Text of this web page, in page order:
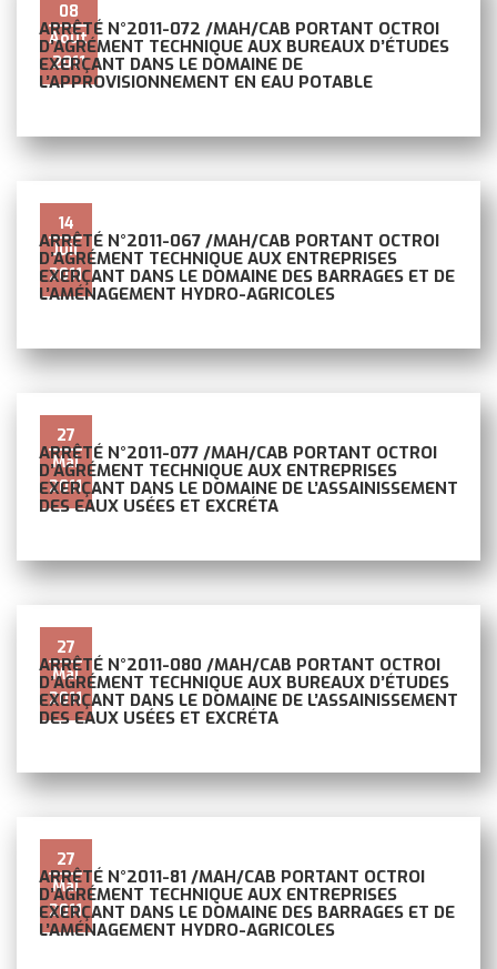
08
Août
2011
ARRÊTÉ N°2011-072 /MAH/CAB PORTANT OCTROI
D’AGRÉMENT TECHNIQUE AUX BUREAUX D’ÉTUDES
EXERÇANT DANS LE DOMAINE DE
L’APPROVISIONNEMENT EN EAU POTABLE
14
Juil
2011
ARRÊTÉ N°2011-067 /MAH/CAB PORTANT OCTROI
D’AGRÉMENT TECHNIQUE AUX ENTREPRISES
EXERÇANT DANS LE DOMAINE DES BARRAGES ET DE
L’AMÉNAGEMENT HYDRO-AGRICOLES
27
Mai
2011
ARRÊTÉ N°2011-077 /MAH/CAB PORTANT OCTROI
D’AGRÉMENT TECHNIQUE AUX ENTREPRISES
EXERÇANT DANS LE DOMAINE DE L’ASSAINISSEMENT
DES EAUX USÉES ET EXCRÉTA
27
Mai
2011
ARRÊTÉ N°2011-080 /MAH/CAB PORTANT OCTROI
D’AGRÉMENT TECHNIQUE AUX BUREAUX D’ÉTUDES
EXERÇANT DANS LE DOMAINE DE L’ASSAINISSEMENT
DES EAUX USÉES ET EXCRÉTA
27
Mai
2011
ARRÊTÉ N°2011-81 /MAH/CAB PORTANT OCTROI
D’AGRÉMENT TECHNIQUE AUX ENTREPRISES
EXERÇANT DANS LE DOMAINE DES BARRAGES ET DE
L’AMÉNAGEMENT HYDRO-AGRICOLES